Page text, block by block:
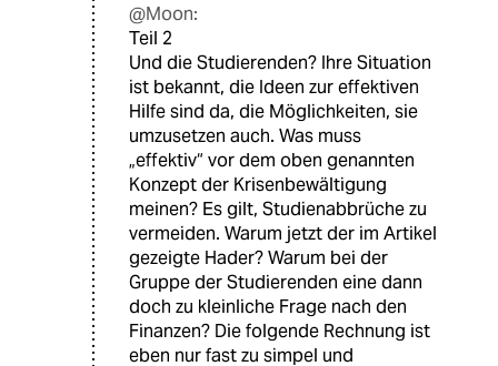
@Moon:
Teil 2
Und die Studierenden? Ihre Situation
ist bekannt, die Ideen zur effektiven
Hilfe sind da, die Möglichkeiten, sie
umzusetzen auch. Was muss
„effektiv“ vor dem oben genannten
Konzept der Krisenbewältigung
meinen? Es gilt, Studienabbrüche zu
vermeiden. Warum jetzt der im Artikel
gezeigte Hader? Warum bei der
Gruppe der Studierenden eine dann
doch zu kleinliche Frage nach den
Finanzen? Die folgende Rechnung ist
eben nur fast zu simpel und